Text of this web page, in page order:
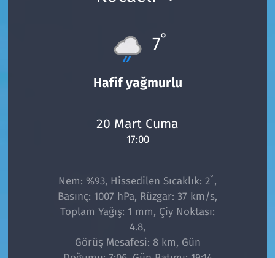
7°
Hafif yağmurlu
20 Mart Cuma
17:00
Nem: %93, Hissedilen Sıcaklık: 2° ,
Basınç: 1007 hPa, Rüzgar: 37 km/s,
Toplam Yağış: 1 mm, Çiy Noktası:
4.8,
Görüş Mesafesi: 8 km, Gün